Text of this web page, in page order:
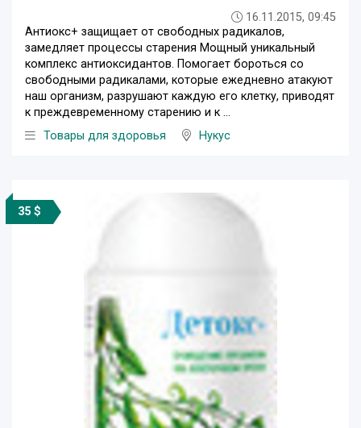
16.11.2015, 09:45
Антиокс+ защищает от свободных радикалов,
замедляет процессы старения Мощный уникальный
комплекс антиоксидантов. Помогает бороться со
свободными радикалами, которые ежедневно атакуют
наш организм, разрушают каждую его клетку, приводят
к преждевременному старению и к ...
Товары для здоровья
Нукус
35 $